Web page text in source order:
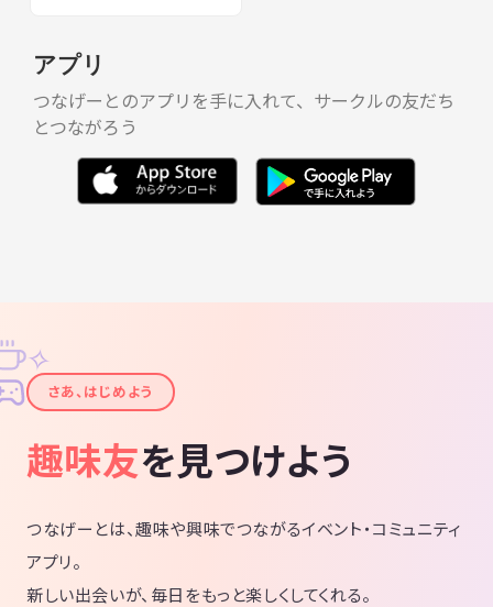
アプリ
つなげーとのアプリを手に入れて、サークルの友だち
とつながろう
✦
✧
さあ、はじめよう
趣味友を見つけよう
つなげーとは、趣味や興味でつながるイベント・コミュニティ
アプリ。
新しい出会いが、毎日をもっと楽しくしてくれる。